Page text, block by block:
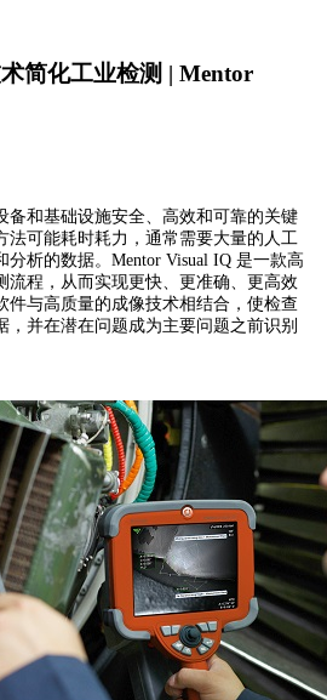
简化工业检测 | Mentor
备和基础设施安全、高效和可靠的关键
法可能耗时耗力，通常需要大量的人工
析的数据。Mentor Visual IQ 是一款高
流程，从而实现更快、更准确、更高效
件与高质量的成像技术相结合，使检查
，并在潜在问题成为主要问题之前识别